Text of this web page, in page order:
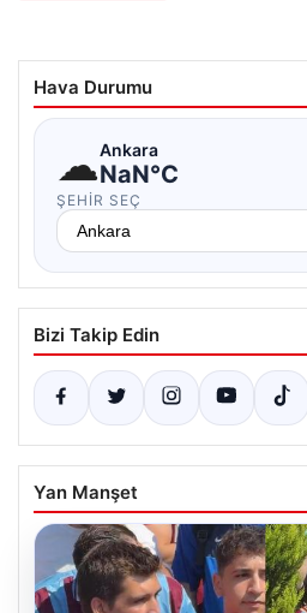
Hava Durumu
☁Ankara
NaN°C
ŞEHIR SEÇ
Bizi Takip Edin
Yan Manşet